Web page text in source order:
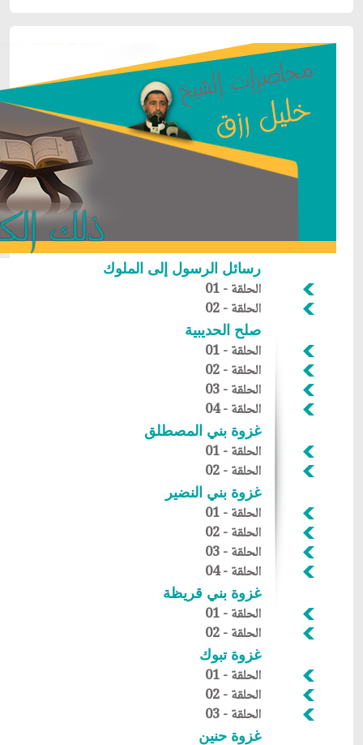
رسائل الرسول إلى الملوك
الحلقة - 01
الحلقة - 02
صلح الحديبية
الحلقة - 01
الحلقة - 02
الحلقة - 03
الحلقة - 04
غزوة بني المصطلق
الحلقة - 01
الحلقة - 02
غزوة بني النضير
الحلقة - 01
الحلقة - 02
الحلقة - 03
الحلقة - 04
غزوة بني قريظة
الحلقة - 01
الحلقة - 02
غزوة تبوك
الحلقة - 01
الحلقة - 02
الحلقة - 03
غزوة حنين